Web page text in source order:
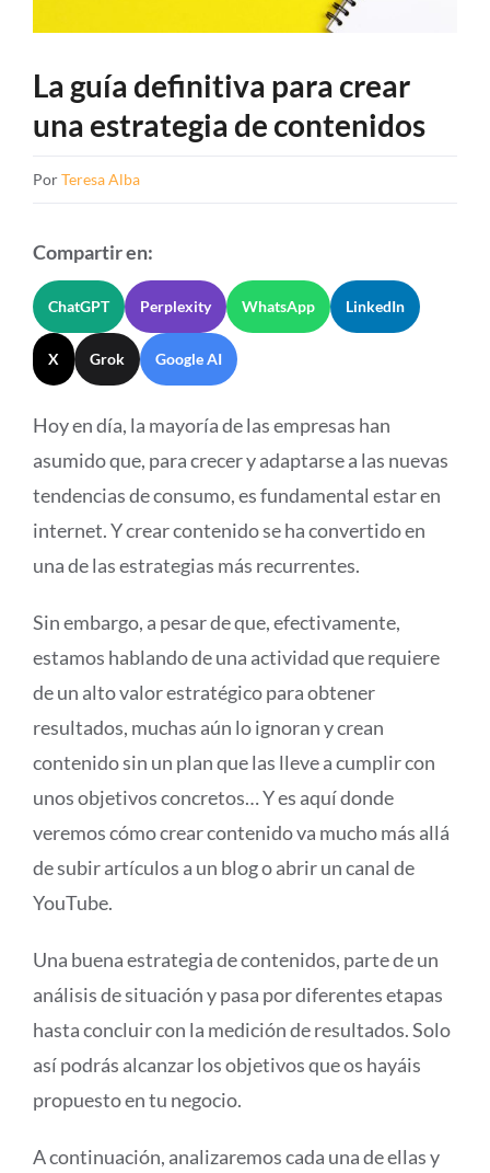
La guía definitiva para crear
una estrategia de contenidos
PorTeresa Alba
Compartir en:
ChatGPT Perplexity WhatsApp LinkedIn
X Grok Google AI
Hoy en día, la mayoría de las empresas han
asumido que, para crecer y adaptarse a las nuevas
tendencias de consumo, es fundamental estar en
internet. Y crear contenido se ha convertido en
una de las estrategias más recurrentes.
Sin embargo, a pesar de que, efectivamente,
estamos hablando de una actividad que requiere
de un alto valor estratégico para obtener
resultados, muchas aún lo ignoran y crean
contenido sin un plan que las lleve a cumplir con
unos objetivos concretos… Y es aquí donde
veremos cómo crear contenido va mucho más allá
de subir artículos a un blog o abrir un canal de
YouTube.
Una buena estrategia de contenidos, parte de un
análisis de situación y pasa por diferentes etapas
hasta concluir con la medición de resultados. Solo
así podrás alcanzar los objetivos que os hayáis
propuesto en tu negocio.
A continuación, analizaremos cada una de ellas y